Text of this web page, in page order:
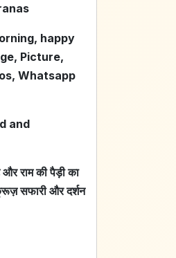
happy
Picture,
Whatsapp
and
राम की पैड़ी का
सफारी और दर्शन